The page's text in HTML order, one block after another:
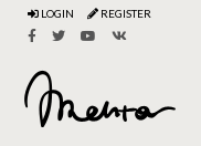
LOGIN REGISTER